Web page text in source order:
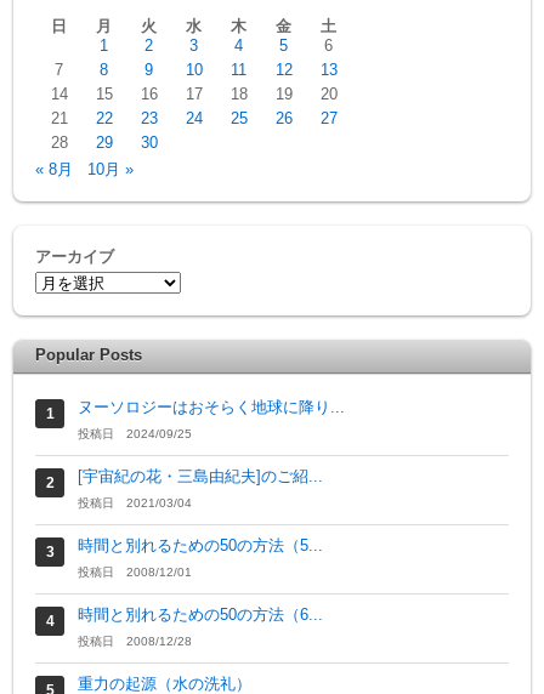
日
月 火 水 木 金
土
1
2 3 4 5
6
7
8 9 10 11 12
13
14
15 16 17 18 19
20
21
22 23 24 25 26
27
28
29
30
« 8月
10月 »
アーカイブ
Popular Posts
ヌーソロジーはおそらく地球に降り...
投稿日 2024/09/25
[宇宙紀の花・三島由紀夫]のご紹...
投稿日 2021/03/04
時間と別れるための50の方法（5...
投稿日 2008/12/01
時間と別れるための50の方法（6...
投稿日 2008/12/28
重力の起源（水の洗礼）